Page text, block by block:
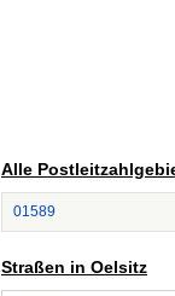
Alle
01589
Straßen in Oelsitz